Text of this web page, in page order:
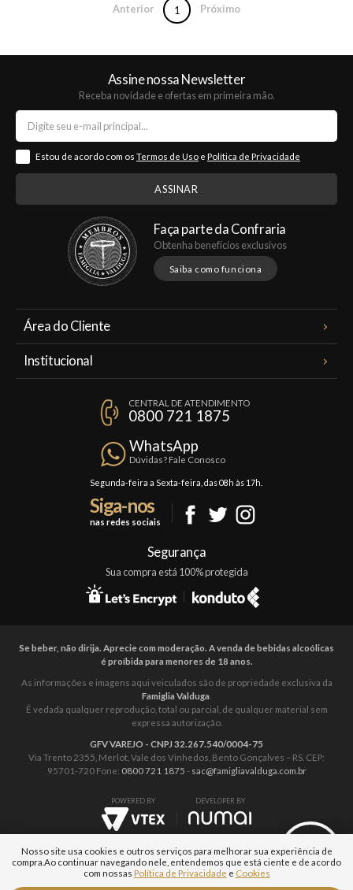
Anterior 1 Próximo
Assine nossa Newsletter
Receba novidade e ofertas em primeira mão.
Estou de acordo com os Termos de Uso e Política de Privacidade
Faça parte da Confraria
Obtenha benefícios exclusivos
Saiba como funciona
Área do Cliente
Institucional
Política de Privacidade
Trocas e Devoluções
Formas de Pagamento
CENTRAL DE ATENDIMENTO
0800 721 1875
WhatsApp
Dúvidas? Fale Conosco
Segunda-feira a Sexta-feira, das 08h às 17h.
Siga-nos
nas redes sociais
Segurança
Sua compra está 100% protegida
Se beber, não dirija. Aprecie com moderação. A venda de bebidas alcoólicas
é proíbida para menores de 18 anos.
As informações e imagens aqui veiculados são de propriedade exclusiva da
Famiglia Valduga
É vedada qualquer reprodução, total ou parcial, de qualquer material sem
expressa autorização.
GFV VAREJO - CNPJ 32.267.540/0004-75
Via Trento 2355, Merlot, Vale dos Vinhedos, Bento Gonçalves – RS. CEP:
95701-720 Fone: 0800 721 1875 - sac@famigliavalduga.com.br
POWERED BY DEVELOPER BY
Nosso site usa cookies e outros serviços para melhorar sua experiência de
compra. Ao continuar navegando nele, entendemos que está ciente e de acordo
com nossas Política de Privacidade e Cookies